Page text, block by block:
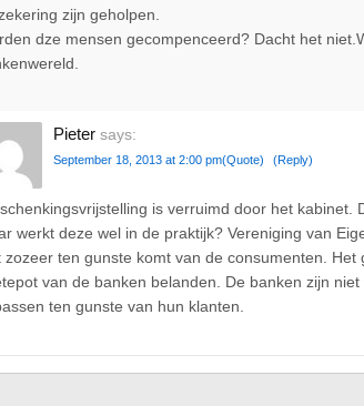
zijn geholpen.
dze mensen gecompenceerd? Dacht het
Pieter says:
September 18, 2013 at 2:00 pm(Quote) (Reply)
is verruimd door het kabinet.
werkt deze wel in de praktijk? Vereniging van
zozeer ten gunste komt van de consumenten.
van de banken belanden. De banken zijn
ten gunste van hun klanten.